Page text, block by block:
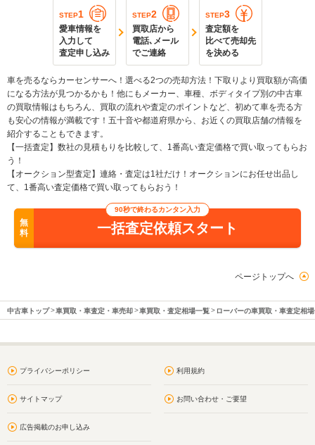
STEP1
愛車情報を
入力して
査定申し込み
STEP2
買取店から
電話､メール
でご連絡
STEP3
査定額を
比べて売却先
を決める
車を売るならカーセンサーへ！選べる2つの売却方法！下取りより買取額が高価
になる方法が見つかるかも！他にもメーカー、車種、ボディタイプ別の中古車
の買取情報はもちろん、買取の流れや査定のポイントなど、初めて車を売る方
も安心の情報が満載です！五十音や都道府県から、お近くの買取店舗の情報を
紹介することもできます。
【一括査定】数社の見積もりを比較して、1番高い査定価格で買い取ってもらお
う！
【オークション型査定】連絡・査定は1社だけ！オークションにお任せ出品し
て、1番高い査定価格で買い取ってもらおう！
無
料
90秒で終わるカンタン入力
一括査定依頼スタート
ページトップへ
中古車トップ 車買取・車査定・車売却 車買取・査定相場一覧 ローバーの車買取・車査定相
プライバシーポリシー 利用規約
サイトマップ お問い合わせ・ご要望
広告掲載のお申し込み